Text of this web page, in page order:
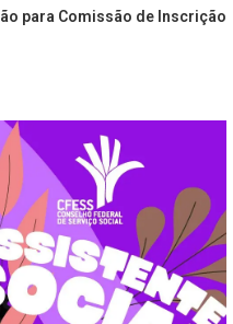
para Comissão de Inscrição